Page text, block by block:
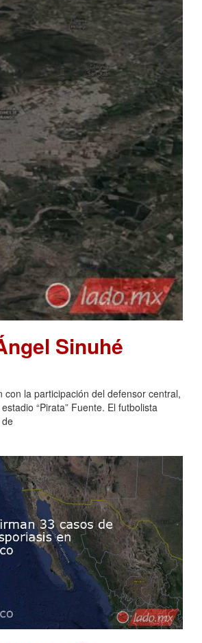
Sinuhé
la participación del defensor central,
“Pirata” Fuente. El futbolista